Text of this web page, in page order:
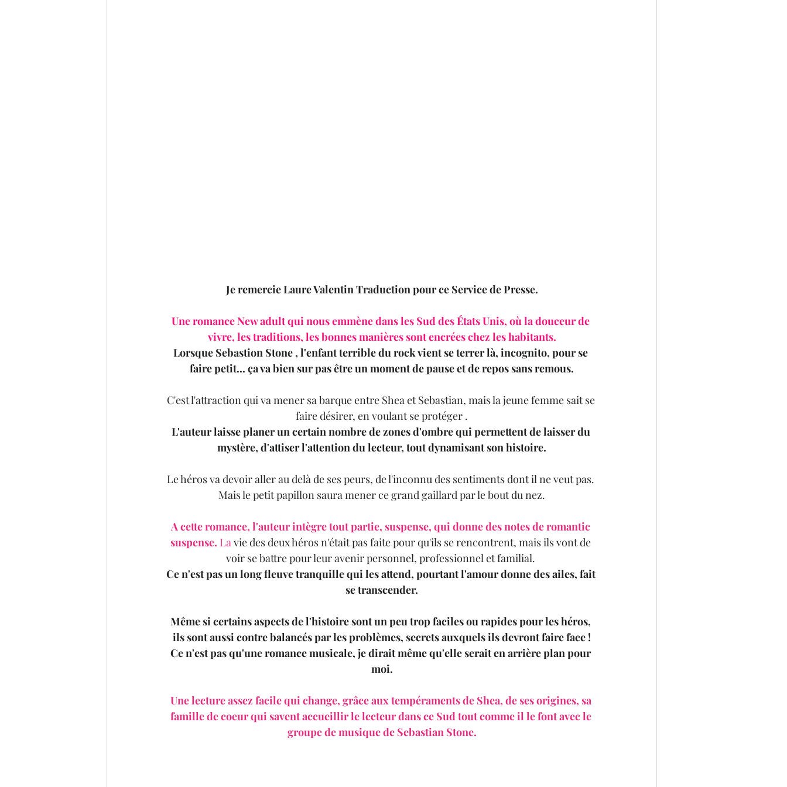
Je remercie Laure Valentin Traduction pour ce Service de Presse.
Une romance New adult qui nous emmène dans les Sud des États Unis, où la douceur de
vivre, les traditions, les bonnes manières sont encrées chez les habitants.
Lorsque Sebastion Stone , l'enfant terrible du rock vient se terrer là, incognito, pour se
faire petit... ça va bien sur pas être un moment de pause et de repos sans remous.
C'est l'attraction qui va mener sa barque entre Shea et Sebastian, mais la jeune femme sait se
faire désirer, en voulant se protéger .
L'auteur laisse planer un certain nombre de zones d'ombre qui permettent de laisser du
mystère, d'attiser l'attention du lecteur, tout dynamisant son histoire.
Le héros va devoir aller au delà de ses peurs, de l'inconnu des sentiments dont il ne veut pas.
Mais le petit papillon saura mener ce grand gaillard par le bout du nez.
A cette romance, l'auteur intègre tout partie, suspense, qui donne des notes de romantic
suspense. La vie des deux héros n'était pas faite pour qu'ils se rencontrent, mais ils vont de
voir se battre pour leur avenir personnel, professionnel et familial.
Ce n'est pas un long fleuve tranquille qui les attend, pourtant l'amour donne des ailes, fait
se transcender.
Même si certains aspects de l'histoire sont un peu trop faciles ou rapides pour les héros,
ils sont aussi contre balancés par les problèmes, secrets auxquels ils devront faire face !
Ce n'est pas qu'une romance musicale, je dirait même qu'elle serait en arrière plan pour
moi.
Une lecture assez facile qui change, grâce aux tempéraments de Shea, de ses origines, sa
famille de coeur qui savent accueillir le lecteur dans ce Sud tout comme il le font avec le
groupe de musique de Sebastian Stone.